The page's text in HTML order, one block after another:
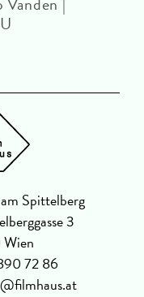
Spittelberg
3
72 86